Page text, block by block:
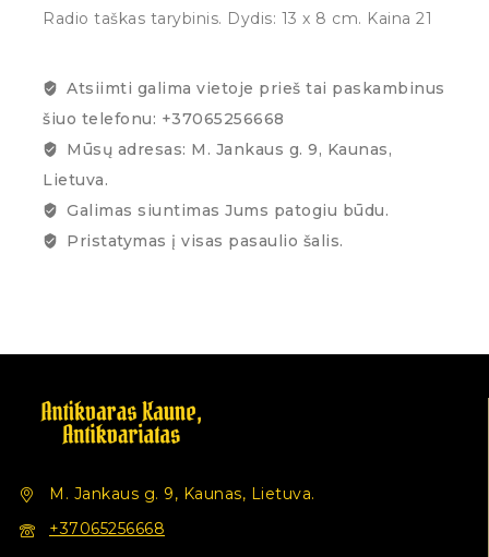
Radio taškas tarybinis. Dydis: 13 x 8 cm. Kaina 21
Atsiimti galima vietoje prieš tai paskambinus
šiuo telefonu: +37065256668
Mūsų adresas: M. Jankaus g. 9, Kaunas,
Lietuva.
Galimas siuntimas Jums patogiu būdu.
Pristatymas į visas pasaulio šalis.
M. Jankaus g. 9, Kaunas, Lietuva.
+37065256668